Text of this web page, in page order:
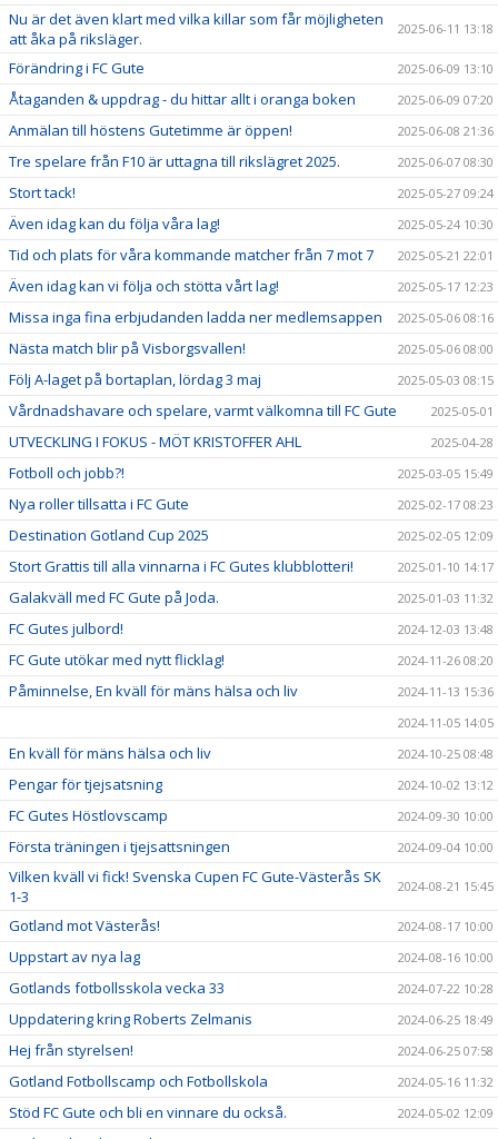
Nu är det även klart med vilka killar som får möjligheten
att åka på riksläger.
2025-06-11 13:18
Förändring i FC Gute 2025-06-09 13:10
Åtaganden & uppdrag - du hittar allt i oranga boken 2025-06-09 07:20
Anmälan till höstens Gutetimme är öppen! 2025-06-08 21:36
Tre spelare från F10 är uttagna till rikslägret 2025. 2025-06-07 08:30
Stort tack! 2025-05-27 09:24
Även idag kan du följa våra lag! 2025-05-24 10:30
Tid och plats för våra kommande matcher från 7 mot 7 2025-05-21 22:01
Även idag kan vi följa och stötta vårt lag! 2025-05-17 12:23
Missa inga fina erbjudanden ladda ner medlemsappen 2025-05-06 08:16
Nästa match blir på Visborgsvallen! 2025-05-06 08:00
Följ A-laget på bortaplan, lördag 3 maj 2025-05-03 08:15
Vårdnadshavare och spelare, varmt välkomna till FC Gute 2025-05-01
UTVECKLING I FOKUS - MÖT KRISTOFFER AHL 2025-04-28
Fotboll och jobb?! 2025-03-05 15:49
Nya roller tillsatta i FC Gute 2025-02-17 08:23
Destination Gotland Cup 2025 2025-02-05 12:09
Stort Grattis till alla vinnarna i FC Gutes klubblotteri! 2025-01-10 14:17
Galakväll med FC Gute på Joda. 2025-01-03 11:32
FC Gutes julbord! 2024-12-03 13:48
FC Gute utökar med nytt flicklag! 2024-11-26 08:20
Påminnelse, En kväll för mäns hälsa och liv
2024-11-13 15:36
2024-11-05 14:05
En kväll för mäns hälsa och liv 2024-10-25 08:48
Pengar för tjejsatsning 2024-10-02 13:12
FC Gutes Höstlovscamp 2024-09-30 10:00
Första träningen i tjejsattsningen 2024-09-04 10:00
Vilken kväll vi fick! Svenska Cupen FC Gute-Västerås SK
1-3
2024-08-21 15:45
Gotland mot Västerås! 2024-08-17 10:00
Uppstart av nya lag 2024-08-16 10:00
Gotlands fotbollsskola vecka 33 2024-07-22 10:28
Uppdatering kring Roberts Zelmanis 2024-06-25 18:49
Hej från styrelsen! 2024-06-25 07:58
Gotland Fotbollscamp och Fotbollskola 2024-05-16 11:32
Stöd FC Gute och bli en vinnare du också. 2024-05-02 12:09